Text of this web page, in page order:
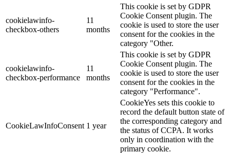
cookielawinfo-
checkbox-others
11
months
This cookie is set by GDPR
Cookie Consent plugin. The
cookie is used to store the user
consent for the cookies in the
category "Other.
cookielawinfo-
checkbox-performance
11
months
This cookie is set by GDPR
Cookie Consent plugin. The
cookie is used to store the user
consent for the cookies in the
category "Performance".
CookieLawInfoConsent 1 year
CookieYes sets this cookie to
record the default button state of
the corresponding category and
the status of CCPA. It works
only in coordination with the
primary cookie.